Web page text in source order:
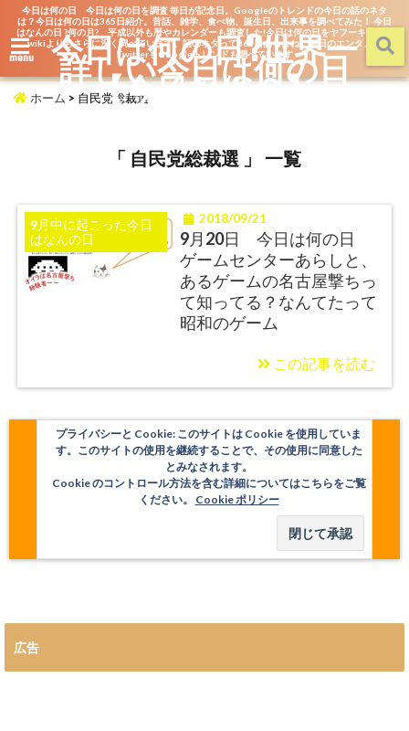
今日は何の日 今日は何の日を調査 毎日が記念日。Googleのトレンドの今日の話のネタ
は？今日は何の日は365日紹介。昔話、雑学、食べ物、誕生日、出来事を調べてみた！ 今日
はなんの日 ?何の月? 平成以外も暦やカレンダーも調査した!今日は何の日をヤフーキッズや
wikiよりもさらに深く調べています。話のネタって365日あるよね。毎日のエンタメを
TwitterもGoogleトレンドも調べています
menu 今日は何の日?世界一
詳しい今日は何の日
【今日なん？】
ホーム > 自民党総裁選
「 自民党総裁選 」 一覧
9月中に起こった今日
はなんの日
2018/09/21
9月20日 今日は何の日
ゲームセンターあらしと、
あるゲームの名古屋撃ちっ
て知ってる？なんてたって
昭和のゲーム
この記事を読む
プライバシーと Cookie: このサイトは Cookie を使用していま
す。このサイトの使用を継続することで、その使用に同意した
とみなされます。
Cookie のコントロール方法を含む詳細についてはこちらをご覧
ください。 Cookie ポリシー
広告